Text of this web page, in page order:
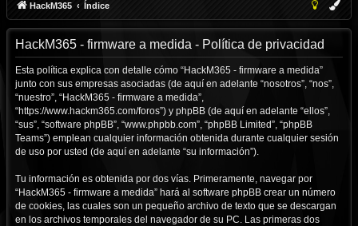
HackM365 Índice
HackM365 - firmware a medida - Política de privacidad
Esta política explica con detalle cómo “HackM365 - firmware a medida”
junto con sus empresas asociadas (de aquí en adelante “nosotros”, “nos”,
“nuestro”, “HackM365 - firmware a medida”,
“https://www.hackm365.com/foros”) y phpBB (de aquí en adelante “ellos”,
“sus”, “software phpBB”, “www.phpbb.com”, “phpBB Limited”, “phpBB
Teams”) emplean cualquier información obtenida durante cualquier sesión
de uso por usted (de aquí en adelante “su información”).
Tu información es obtenida por dos vías. Primeramente, navegar por
“HackM365 - firmware a medida” hará al software phpBB crear un número
de cookies, las cuales son un pequeño archivo de texto que se descargan
en los archivos temporales del navegador de su PC. Las primeras dos